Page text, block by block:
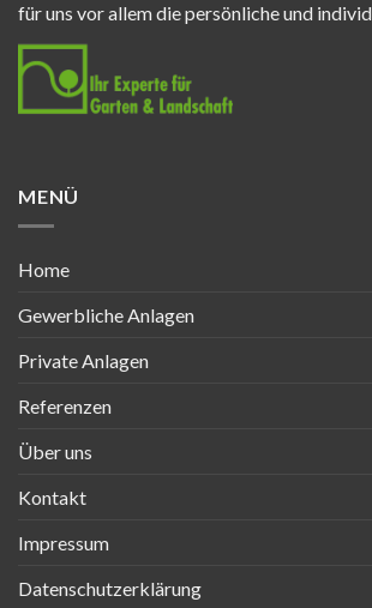
für uns vor allem die persönliche und
MENÜ
Home
Gewerbliche Anlagen
Private Anlagen
Referenzen
Über uns
Kontakt
Impressum
Datenschutzerklärung